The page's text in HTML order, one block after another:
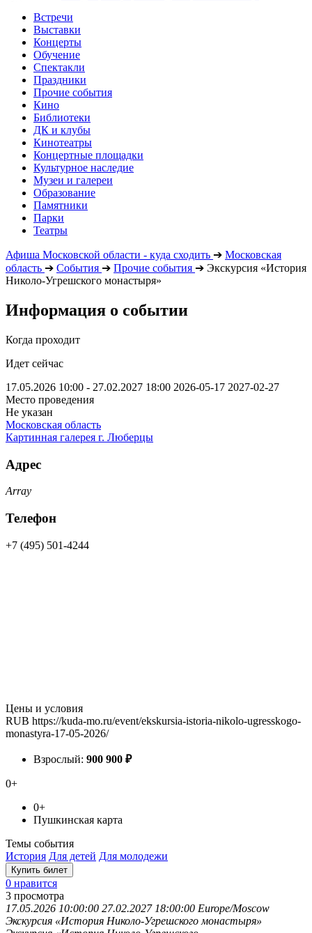
Встречи
Выставки
Концерты
Обучение
Спектакли
Праздники
Прочие события
Кино
Библиотеки
ДК и клубы
Кинотеатры
Концертные площадки
Культурное наследие
Музеи и галереи
Образование
Памятники
Парки
Театры
Афиша Московской области - куда сходить ➔ Московская
область ➔ События ➔ Прочие события ➔ Экскурсия «История
Николо-Угрешского монастыря»
Информация о событии
Когда проходит
Идет сейчас
17.05.2026 10:00 - 27.02.2027 18:00 2026-05-17 2027-02-27
Место проведения
Не указан
Московская область
Картинная галерея г. Люберцы
Адрес
Array
Телефон
+7 (495) 501-4244
Цены и условия
RUB https://kuda-mo.ru/event/ekskursia-istoria-nikolo-ugresskogo-
monastyra-17-05-2026/
Взрослый: 900 900 ₽
0+
0+
Пушкинская карта
Темы события
История Для детей Для молодежи
Купить билет
0 нравится
3 просмотра
17.05.2026 10:00:00 27.02.2027 18:00:00 Europe/Moscow
Экскурсия «История Николо-Угрешского монастыря»